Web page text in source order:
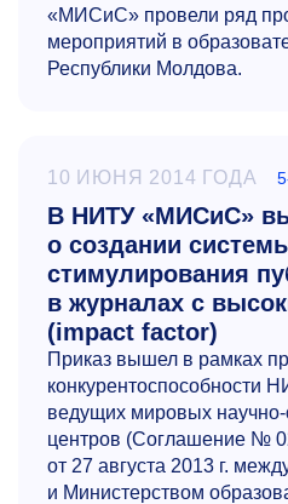
«МИСиС» провели ряд
мероприятий в
Республики Молдова.
10 ИЮНЯ 2014 ГОДА
В НИТУ «МИСиС»
о создании
стимулирования
в журналах с
(impact factor)
Приказ вышел в рамках
конкурентоспособности
ведущих мировых
центров (Соглашение №
от 27 августа 2013 г.
и Министерством